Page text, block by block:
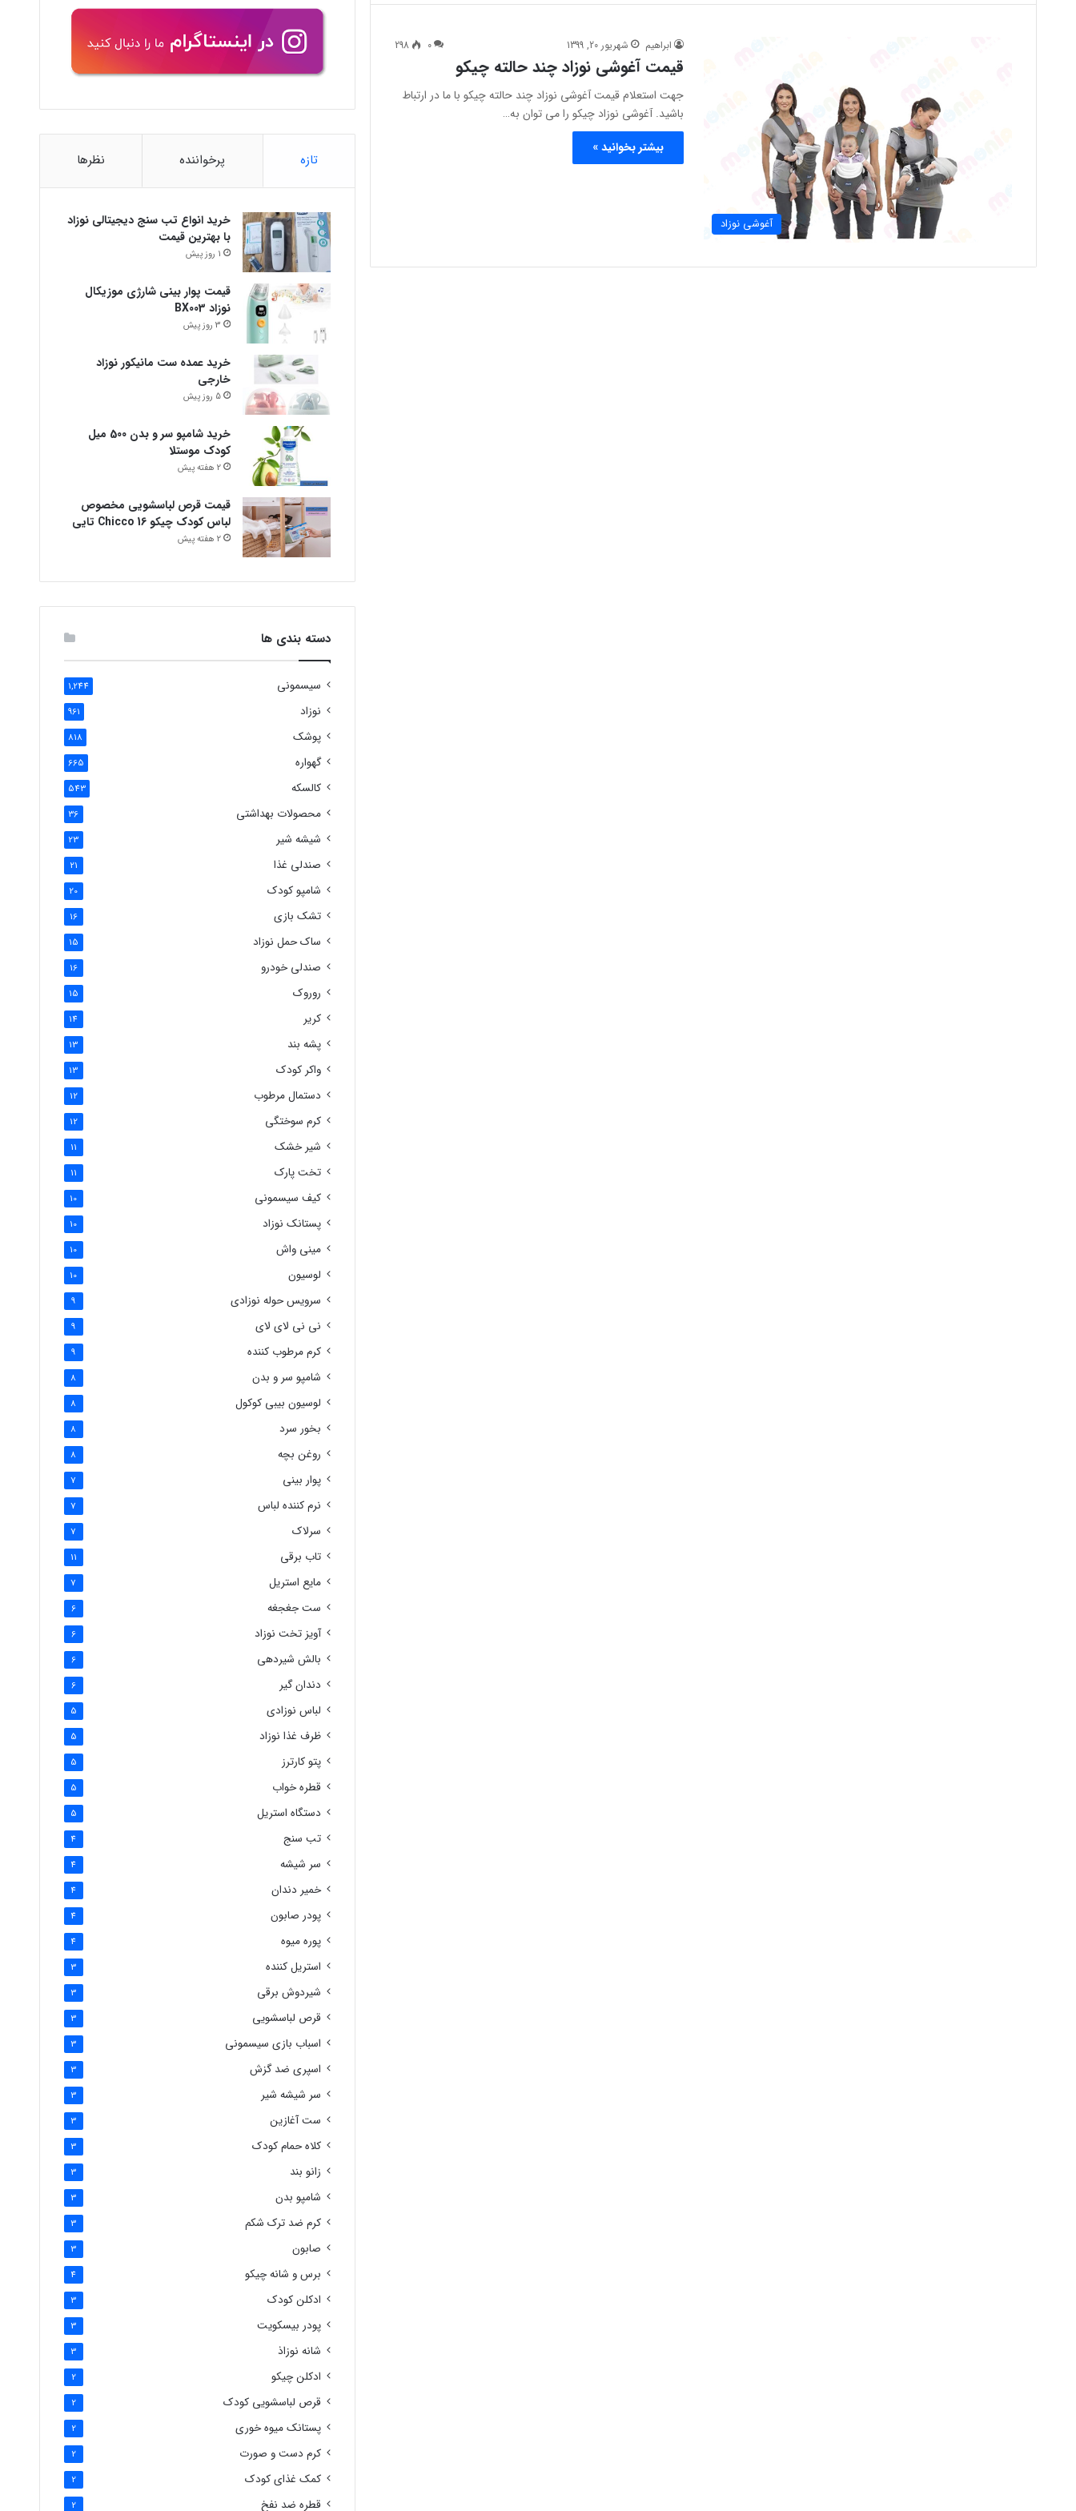
آغوشی نوزاد
ابراهیم شهریور 20, 1399 0
298
قیمت آغوشی نوزاد چند حالته چیکو
جهت استعلام قیمت آغوشی نوزاد چند حالته چیکو با ما در ارتباط
باشید. آغوشی نوزاد چیکو را می توان به…
بیشتر بخوانید »
تازه پرخواننده نظرها
خرید انواع تب سنج دیجیتالی نوزاد
با بهترین قیمت
1 روز پیش
قیمت پوار بینی شارژی موزیکال
نوزاد BX003
3 روز پیش
خرید عمده ست مانیکور نوزاد
خارجی
5 روز پیش
خرید شامپو سر و بدن 500 میل
کودک موستلا
2 هفته پیش
قیمت قرص لباسشویی مخصوص
لباس کودک چیکو Chicco 16 تایی
2 هفته پیش
دسته بندی ها
سیسمونی 1,244
نوزاد 961
پوشک 818
گهواره 665
کالسکه 543
محصولات بهداشتی 36
شیشه شیر 23
صندلی غذا 21
شامپو کودک 20
تشک بازی 16
ساک حمل نوزاد 15
صندلی خودرو 16
روروک 15
کریر 14
پشه بند 13
واکر کودک 13
دستمال مرطوب 12
کرم سوختگی 12
شیر خشک 11
تخت پارک 11
کیف سیسمونی 10
پستانک نوزاد 10
مینی واش 10
لوسیون 10
سرویس حوله نوزادی 9
نی نی لای لای 9
کرم مرطوب کننده 9
شامپو سر و بدن 8
لوسیون بیبی کوکول 8
بخور سرد 8
روغن بچه 8
پوار بینی 7
نرم کننده لباس 7
سرلاک 7
تاب برقی 11
مایع استریل 7
ست جغجغه 6
آویز تخت نوزاد 6
بالش شیردهی 6
دندان گیر 6
لباس نوزادی 5
ظرف غذا نوزاد 5
پتو کارترز 5
قطره خواب 5
دستگاه استریل 5
تب سنج 4
سر شیشه 4
خمیر دندان 4
پودر صابون 4
پوره میوه 4
استریل کننده 3
شیردوش برقی 3
قرص لباسشویی 3
اسباب بازی سیسمونی 3
اسپری ضد گزش 3
سر شیشه شیر 3
ست آغازین 3
کلاه حمام کودک 3
زانو بند 3
شامپو بدن 3
کرم ضد ترک شکم 3
صابون 3
برس و شانه چیکو 4
ادکلن کودک 3
پودر بیسکویت 3
شانه نوزاذ 3
ادکلن چیکو 2
قرص لباسشویی کودک 2
پستانک میوه خوری 2
کرم دست و صورت 2
کمک غذای کودک 2
قطره ضد نفخ 2